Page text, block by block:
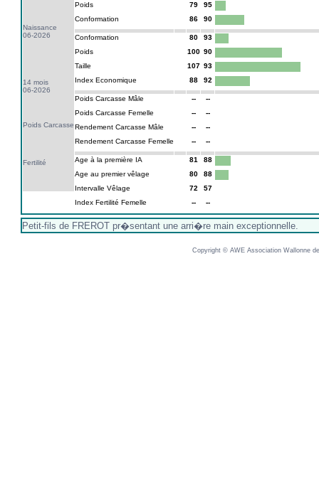
Naissance
06-2026
14 mois
06-2026
Poids Carcasse
Fertilité
Poids
79
95
Conformation
86 90
Conformation 80
93
Poids
100 90
Taille
107 93
Index Economique
88 92
Poids Carcasse Mâle --
--
Poids Carcasse Femelle
--
--
Rendement Carcasse Mâle
--
--
Rendement Carcasse Femelle
-- --
Age à la première IA 81
88
Age au premier vêlage
80
88
Intervalle Vêlage
72
57
Index Fertilité Femelle
-- --
Petit-fils de FREROT pr�sentant une arri�re main exceptionnelle.
Copyright © AWE Association Wallonne